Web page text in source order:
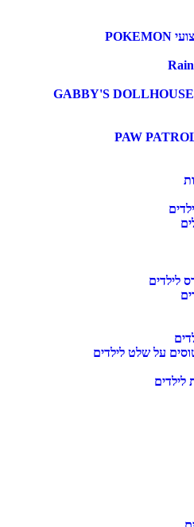
שלט לילדים